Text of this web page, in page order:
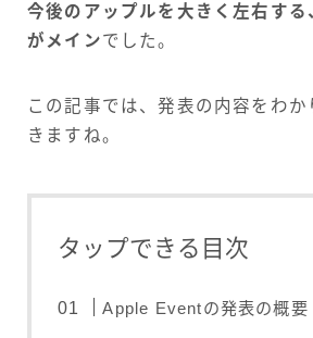
今後のアップルを大きく左右する
がメインでした。
この記事では、発表の内容をわか
きますね。
タップできる目次
Apple Eventの発表の概要